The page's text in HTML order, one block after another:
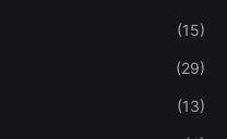
(15)
(29)
(13)